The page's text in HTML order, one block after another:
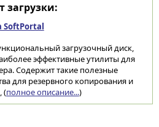
загрузки:
SoftPortal
загрузочный диск,
эффективные утилиты для
Содержит такие полезные
для резервного копирования и
(полное описание...)